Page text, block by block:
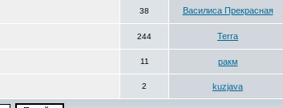
38 Василиса Прекрасная
244 Terra
11 ракм
2 kuzjava